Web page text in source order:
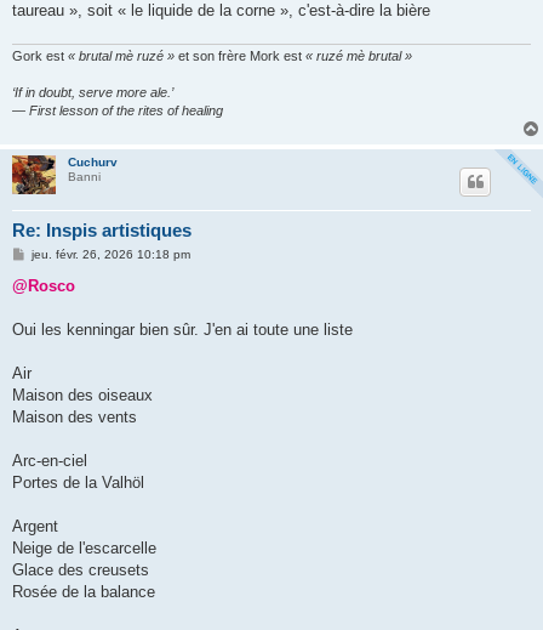
taureau », soit « le liquide de la corne », c'est-à-dire la bière
Gork est « brutal mè ruzé » et son frère Mork est « ruzé mè brutal »
‘If in doubt, serve more ale.’
— First lesson of the rites of healing
Cuchurv
Banni
Re: Inspis artistiques
M
s
g
jeu. févr. 26, 2026 10:18 pm
@Rosco
Oui les kenningar bien sûr. J'en ai toute une liste
Air
Maison des oiseaux
Maison des vents
Arc-en-ciel
Portes de la Valhöl
Argent
Neige de l'escarcelle
Glace des creusets
Rosée de la balance